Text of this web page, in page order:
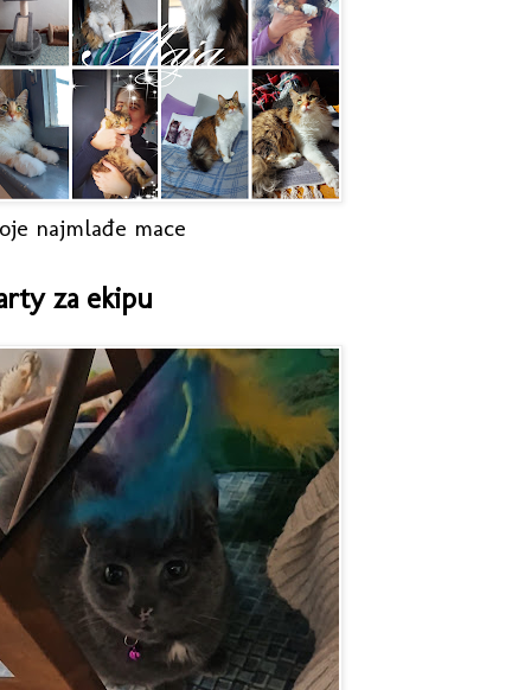
najmlađe mace
za ekipu